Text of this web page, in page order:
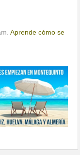
Aprende cómo se